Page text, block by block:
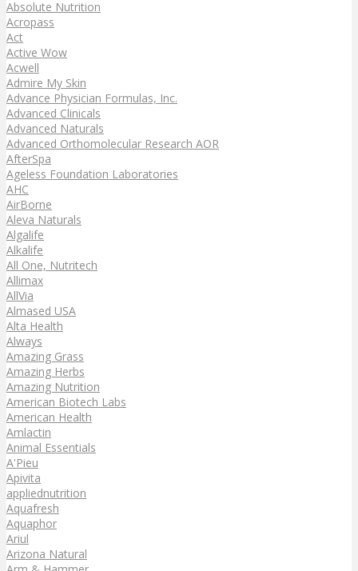
Absolute Nutrition
Acropass
Act
Active Wow
Acwell
Admire My Skin
Advance Physician Formulas, Inc.
Advanced Clinicals
Advanced Naturals
Advanced Orthomolecular Research AOR
AfterSpa
Ageless Foundation Laboratories
AHC
AirBorne
Aleva Naturals
Algalife
Alkalife
All One, Nutritech
Allimax
AllVia
Almased USA
Alta Health
Always
Amazing Grass
Amazing Herbs
Amazing Nutrition
American Biotech Labs
American Health
Amlactin
Animal Essentials
A'Pieu
Apivita
appliednutrition
Aquafresh
Aquaphor
Ariul
Arizona Natural